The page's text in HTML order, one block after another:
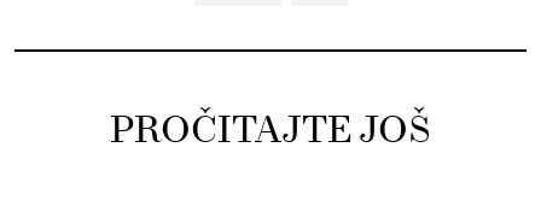
PROČITAJTE JOŠ